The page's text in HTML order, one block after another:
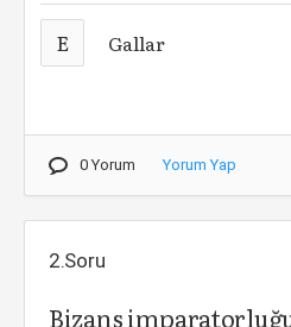
E Gallar
0 Yorum Yorum Yap
2.Soru
Bizans